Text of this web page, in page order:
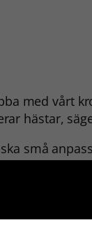
med vårt
hästar,
små
som
vilket gav